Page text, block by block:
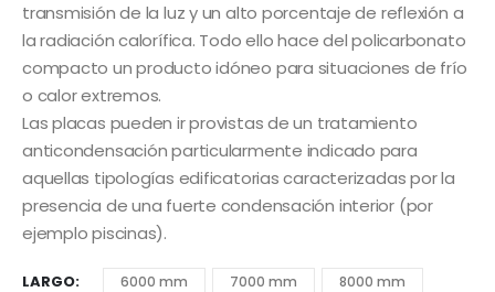
transmisión de la luz y un alto porcentaje de reflexión a
la radiación calorífica. Todo ello hace del policarbonato
compacto un producto idóneo para situaciones de frío
o calor extremos.
Las placas pueden ir provistas de un tratamiento
anticondensación particularmente indicado para
aquellas tipologías edificatorias caracterizadas por la
presencia de una fuerte condensación interior (por
ejemplo piscinas).
LARGO 6000 mm 7000 mm 8000 mm